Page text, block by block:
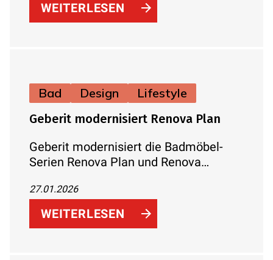
WEITERLESEN
Bad Design Lifestyle
Geberit modernisiert Renova Plan
Geberit modernisiert die Badmöbel-
Serien Renova Plan und Renova
Stauraum, attraktive Farben und
einfache Montage – ideal für private
Bäder und professionelle Projekte.
27.01.2026
WEITERLESEN